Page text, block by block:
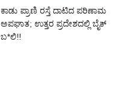
ಕಾಡು ಪ್ರಾಣಿ ರಸ್ತೆ ದಾಟಿದ ಪರಿಣಾಮ
ಅಪಘಾತ; ಉತ್ತರ ಪ್ರದೇಶದಲ್ಲಿ ಬೈಕ್
ಬ*ಲಿ!!